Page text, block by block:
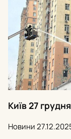
Київ 27
Новини